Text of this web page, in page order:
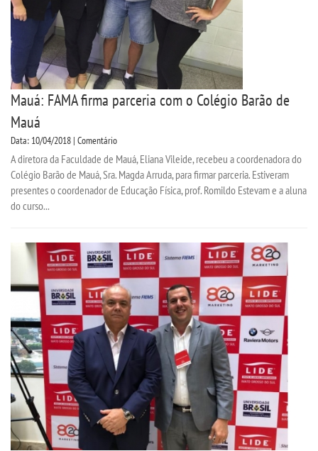
TRABALHE CONOSCO
OUVIDORIA
Mauá: FAMA firma parceria com o Colégio Barão de
Mauá
Data: 10/04/2018 | Comentário
A diretora da Faculdade de Mauá, Eliana Vileide, recebeu a coordenadora do
Colégio Barão de Mauá, Sra. Magda Arruda, para firmar parceria. Estiveram
presentes o coordenador de Educação Física, prof. Romildo Estevam e a aluna
do curso...